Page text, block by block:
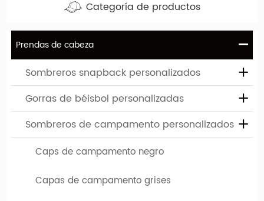
¿Qué es una tapa de 5 panel?
En general, un sombrero de cinco paneles llega a referirse a
la tapa del campamento, ese es un estilo de construcción
Categoría de productos
Prendas de cabeza
Sombreros snapback personalizados
Gorras de béisbol personalizadas
Sombreros de campamento personalizados
Caps de campamento negro
Capas de campamento grises